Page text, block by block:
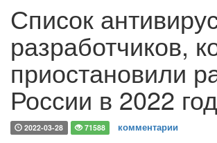
Список
разработчиков,
приостановили
России в 2022
2022-03-28 71588 комментарии